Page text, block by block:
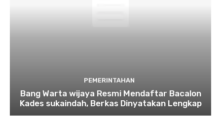
PEMERINTAHAN
Bang Warta wijaya Resmi Mendaftar Bacalon
Kades sukaindah, Berkas Dinyatakan Lengkap